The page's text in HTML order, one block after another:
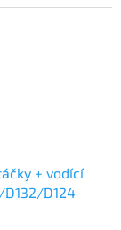
+ vodící
D124